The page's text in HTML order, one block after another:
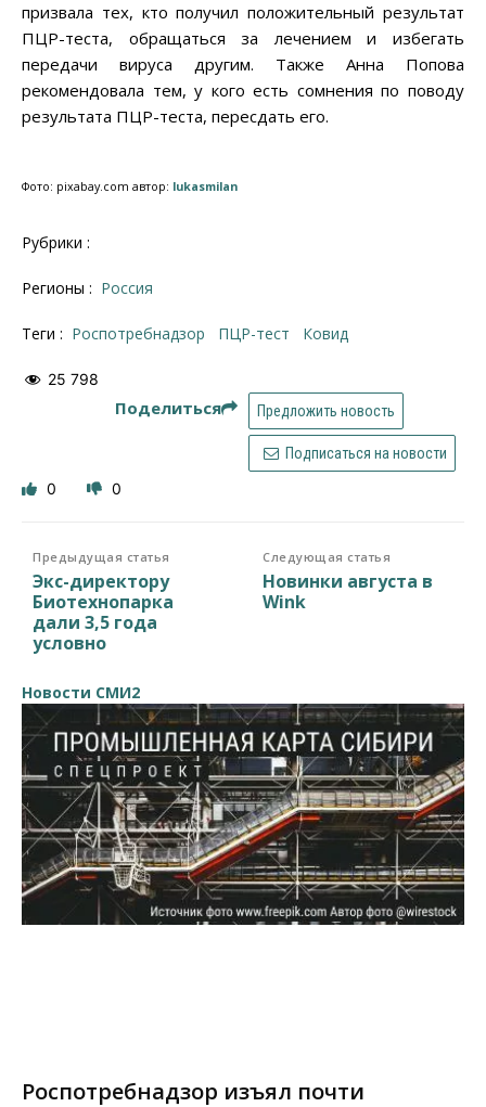
призвала тех, кто получил положительный результат
ПЦР-теста, обращаться за лечением и избегать
передачи вируса другим. Также Анна Попова
рекомендовала тем, у кого есть сомнения по поводу
результата ПЦР-теста, пересдать его.
Фото: pixabay.com автор: lukasmilan
Рубрики :
Регионы : Россия
Теги : Роспотребнадзор ПЦР-тест ковид
25 798
Поделиться Предложить новость
Подписаться на новости
0 0
Предыдущая статья
Экс-директору
Биотехнопарка
дали 3,5 года
условно
Следующая статья
Новинки августа в
Wink
Новости СМИ2
Роспотребнадзор изъял почти